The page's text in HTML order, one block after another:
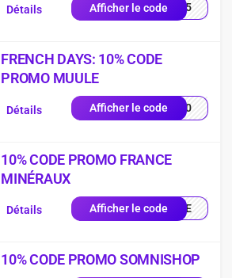
Afficher le codeFT15
Détails
FRENCH DAYS: 10% CODE
PROMO MUULE
Afficher le codeCH10
Détails
10% CODE PROMO FRANCE
MINÉRAUX
Afficher le codeCOME
Détails
10% CODE PROMO SOMNISHOP